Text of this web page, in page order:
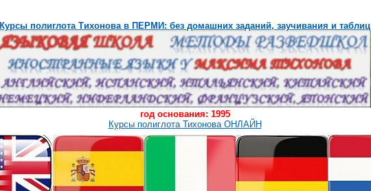
Курсы полиглота Тихонова в ПЕРМИ: без домашних заданий, заучивания и таблиц
год основания: 1995
Курсы полиглота Тихонова ОНЛАЙН